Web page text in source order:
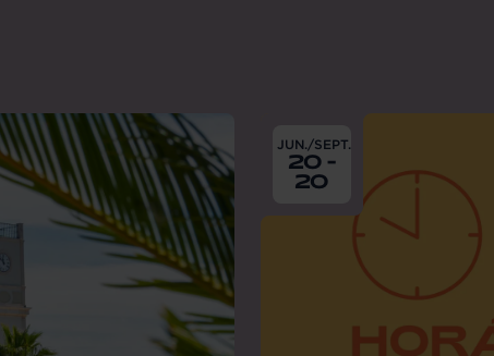
2026-06-20
JUN./SEPT.
20 -
20